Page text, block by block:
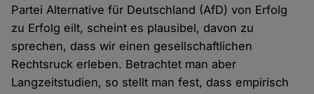
Partei Alternative für Deutschland (AfD) von Erfolg
zu Erfolg eilt, scheint es plausibel, davon zu
sprechen, dass wir einen gesellschaftlichen
Rechtsruck erleben. Betrachtet man aber
Langzeitstudien, so stellt man fest, dass empirisch